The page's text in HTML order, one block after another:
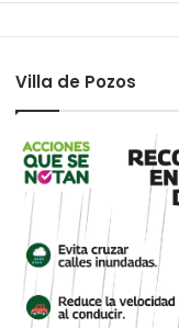
Villa de Pozos